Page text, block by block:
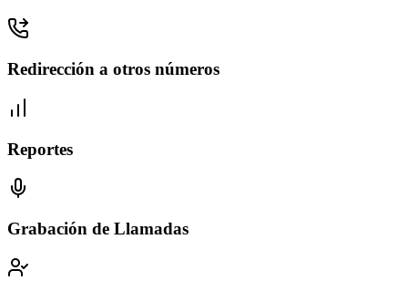
Redirección a otros números
Reportes
Grabación de Llamadas